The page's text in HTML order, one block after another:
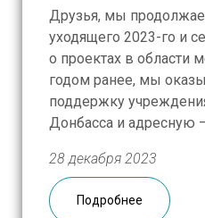
Друзья, мы
уходящего 2023-го и
о проектах в области
годом ранее, мы
поддержку
Донбасса и адресную
внимание. Собирали и
десятки запросов,
необходимое и
28 декабря 2023
Подробнее